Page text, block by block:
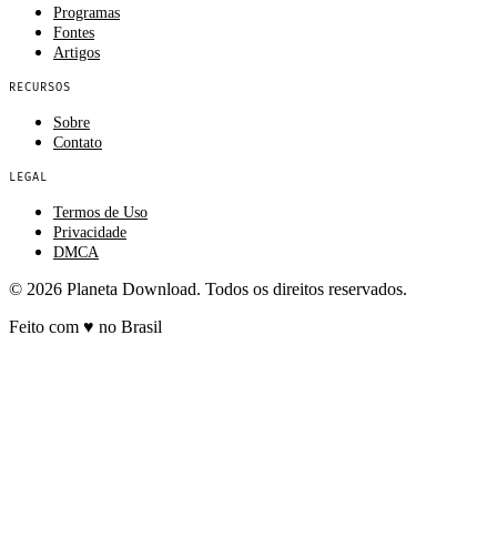
Programas
Fontes
Artigos
RECURSOS
Sobre
Contato
LEGAL
Termos de Uso
Privacidade
DMCA
© 2026 Planeta Download. Todos os direitos reservados.
Feito com ♥ no Brasil